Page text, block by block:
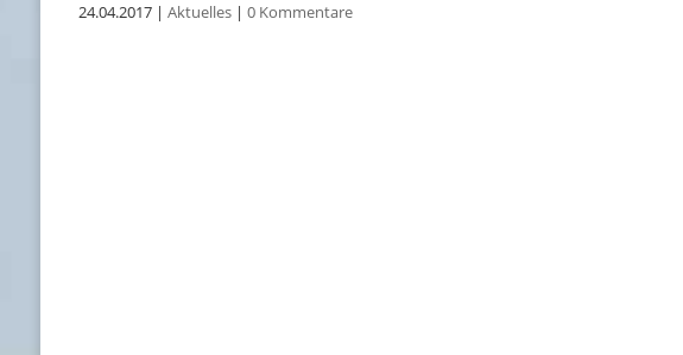
24.04.2017| Aktuelles| 0 Kommentare